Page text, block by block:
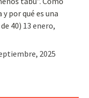
por qué es una
40) 13 enero,
2025